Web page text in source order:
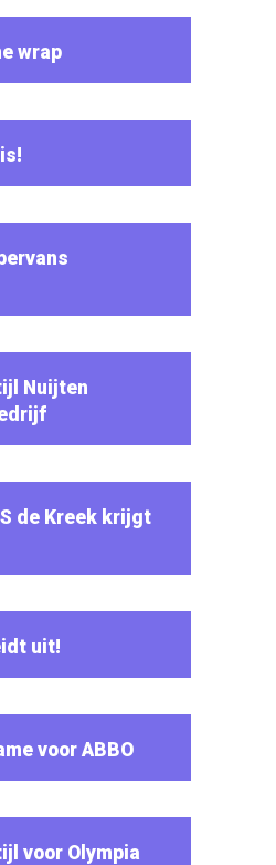
wrap
Nuijten
de Kreek krijgt
uit!
voor ABBO
voor Olympia